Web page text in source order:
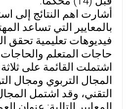
أشارت اهم النتائج إلى
بالمعايير التي تساعد
فيديوهات تعليمية تحقق
حاجات المتعلم
اشتملت القائمة على
المجال التربوي ومجال
التقني، وقد اشتمل